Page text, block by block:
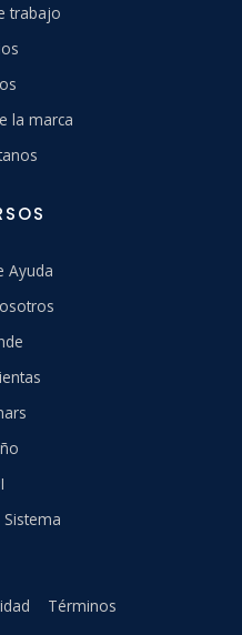
trabajo
la marca
Ayuda
Términos